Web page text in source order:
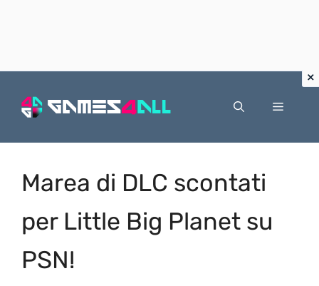
Menu
Marea di DLC scontati
per Little Big Planet su
PSN!